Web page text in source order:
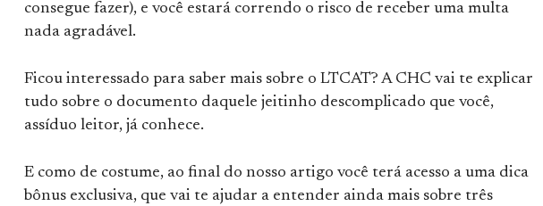
consegue fazer), e você estará correndo o risco de receber uma multa
nada agradável.
Ficou interessado para saber mais sobre o LTCAT? A CHC vai te explicar
tudo sobre o documento daquele jeitinho descomplicado que você,
assíduo leitor, já conhece.
E como de costume, ao final do nosso artigo você terá acesso a uma dica
bônus exclusiva, que vai te ajudar a entender ainda mais sobre três